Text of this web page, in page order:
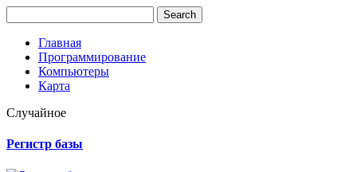
Главная
Программирование
Компьютеры
Карта
Случайное
Регистр базы